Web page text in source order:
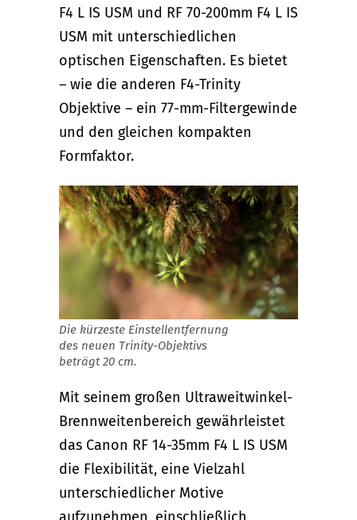
F4 L IS USM und RF 70-200mm F4 L IS
USM mit unterschiedlichen
optischen Eigenschaften. Es bietet
– wie die anderen F4-Trinity
Objektive – ein 77-mm-Filtergewinde
und den gleichen kompakten
Formfaktor.
Die kürzeste Einstellentfernung
des neuen Trinity-Objektivs
beträgt 20 cm.
Mit seinem großen Ultraweitwinkel-
Brennweitenbereich gewährleistet
das Canon RF 14-35mm F4 L IS USM
die Flexibilität, eine Vielzahl
unterschiedlicher Motive